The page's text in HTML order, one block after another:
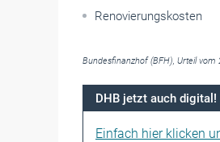
Renovierungskosten
Bundesfinanzhof (BFH), Urteil
DHB jetzt auch digital!
Einfach hier klicken